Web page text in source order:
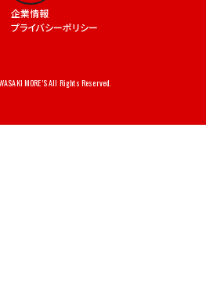
企業情報
プライバシーポリシー
MORE’S All Rights Reserved.